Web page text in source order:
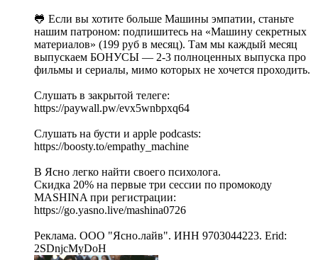
🐸 Если вы хотите больше Машины эмпатии, станьте
нашим патроном: подпишитесь на «Машину секретных
материалов» (199 руб в месяц). Там мы каждый месяц
выпускаем БОНУСЫ — 2-3 полноценных выпуска про
фильмы и сериалы, мимо которых не хочется проходить.
Слушать в закрытой телеге:
https://paywall.pw/evx5wnbpxq64
Слушать на бусти и apple podcasts:
https://boosty.to/empathy_machine
В Ясно легко найти своего психолога.
Скидка 20% на первые три сессии по промокоду
MASHINA при регистрации:
https://go.yasno.live/mashina0726
Реклама. ООО "Ясно.лайв". ИНН 9703044223. Erid:
2SDnjcMyDoH